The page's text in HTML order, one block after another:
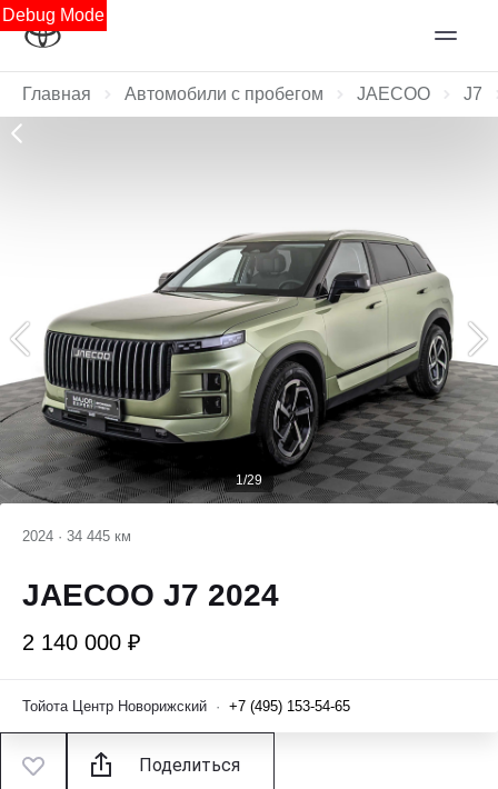
Debug Mode
Главная Автомобили с пробегом JAECOO J7
1/29
2024 · 34 445 км
JAECOO J7 2024
2 140 000 ₽
Тойота Центр Новорижский · +7 (495) 153-54-65
Поделиться